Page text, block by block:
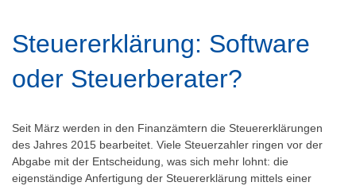
Steuererklärung: Software
oder Steuerberater?
Seit März werden in den Finanzämtern die Steuererklärungen
des Jahres 2015 bearbeitet. Viele Steuerzahler ringen vor der
Abgabe mit der Entscheidung, was sich mehr lohnt: die
eigenständige Anfertigung der Steuererklärung mittels einer